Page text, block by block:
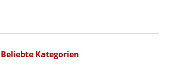
Beliebte Kategorien